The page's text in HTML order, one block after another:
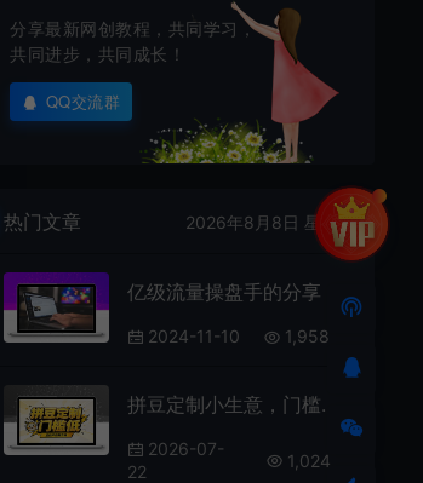
分享最新网创教程，共同学习，
共同进步，共同成长！
QQ交流群
热门文章 2026年8月8日 星期六
亿级流量操盘手的分享
2024-11-10 1,958
拼豆定制小生意，门槛低反馈快
2026-07-
22
1,024